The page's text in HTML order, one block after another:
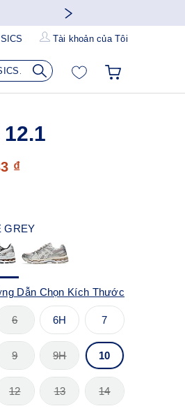
Tài khoản của Tôi
₫
GREY
Dẫn Chọn Kích Thước
6 6H 7
9 9H 10
12 13 14